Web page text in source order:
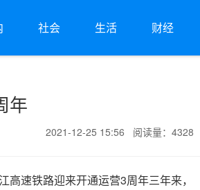
社会 生活 财经
年
2021-12-25 15:56 阅读量：4328
速铁路迎来开通运营3周年三年来，